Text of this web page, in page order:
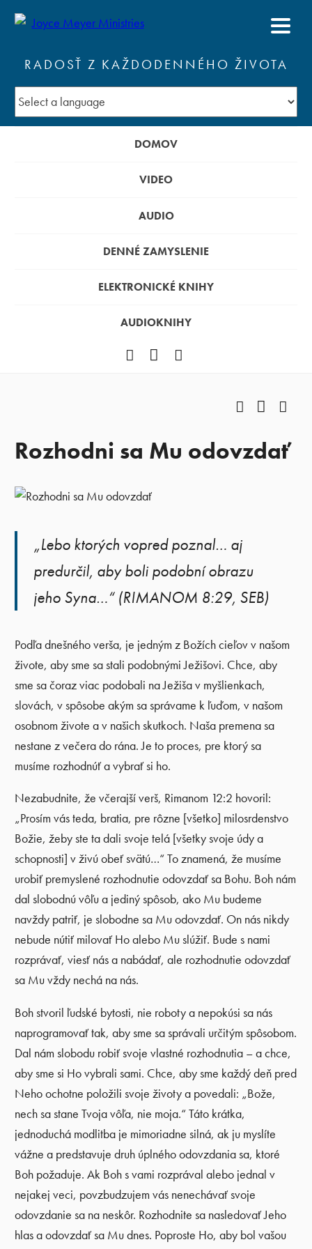
RADOSŤ Z KAŽDODENNÉHO ŽIVOTA
DOMOV
VIDEO
AUDIO
DENNÉ ZAMYSLENIE
ELEKTRONICKÉ KNIHY
AUDIOKNIHY
Facebook
YouTube
Facebook
Rozhodni sa Mu odovzdať
„Lebo ktorých vopred poznal… aj
predurčil, aby boli podobní obrazu
jeho Syna…“ (RIMANOM 8:29, SEB)
Podľa dnešného verša, je jedným z Božích cieľov v našom
živote, aby sme sa stali podobnými Ježišovi. Chce, aby
sme sa čoraz viac podobali na Ježiša v myšlienkach,
slovách, v spôsobe akým sa správame k ľuďom, v našom
osobnom živote a v našich skutkoch. Naša premena sa
nestane z večera do rána. Je to proces, pre ktorý sa
musíme rozhodnúť a vybrať si ho.
Nezabudnite, že včerajší verš, Rimanom 12:2 hovoril:
„Prosím vás teda, bratia, pre rôzne [všetko] milosrdenstvo
Božie, žeby ste ta dali svoje telá [všetky svoje údy a
schopnosti] v živú obeť svätú…“ To znamená, že musíme
urobiť premyslené rozhodnutie odovzdať sa Bohu. Boh nám
dal slobodnú vôľu a jediný spôsob, ako Mu budeme
navždy patriť, je slobodne sa Mu odovzdať. On nás nikdy
nebude nútiť milovať Ho alebo Mu slúžiť. Bude s nami
rozprávať, viesť nás a nabádať, ale rozhodnutie odovzdať
sa Mu vždy nechá na nás.
Boh stvoril ľudské bytosti, nie roboty a nepokúsi sa nás
naprogramovať tak, aby sme sa správali určitým spôsobom.
Dal nám slobodu robiť svoje vlastné rozhodnutia – a chce,
aby sme si Ho vybrali sami. Chce, aby sme každý deň pred
Neho ochotne položili svoje životy a povedali: „Bože,
nech sa stane Tvoja vôľa, nie moja.“ Táto krátka,
jednoduchá modlitba je mimoriadne silná, ak ju myslíte
vážne a predstavuje druh úplného odovzdania sa, ktoré
Boh požaduje. Ak Boh s vami rozprával alebo jednal v
nejakej veci, povzbudzujem vás nenechávať svoje
odovzdanie sa na neskôr. Rozhodnite sa nasledovať Jeho
hlas a odovzdať sa Mu dnes. Poproste Ho, aby bol vašou